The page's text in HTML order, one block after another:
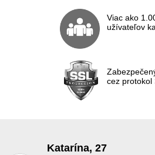
Viac ako
užívateľov
cez protokol
Katarína, 27